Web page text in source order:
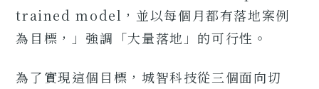
trained model，並以每個月都有落地案例
為目標，」強調「大量落地」的可行性。
為了實現這個目標，城智科技從三個面向切